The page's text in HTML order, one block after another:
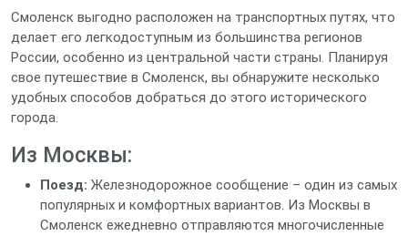
Смоленск выгодно расположен на транспортных путях, что
делает его легкодоступным из большинства регионов
России, особенно из центральной части страны. Планируя
свое путешествие в Смоленск, вы обнаружите несколько
удобных способов добраться до этого исторического
города.
Из Москвы:
Поезд: Железнодорожное сообщение – один из самых
популярных и комфортных вариантов. Из Москвы в
Смоленск ежедневно отправляются многочисленные